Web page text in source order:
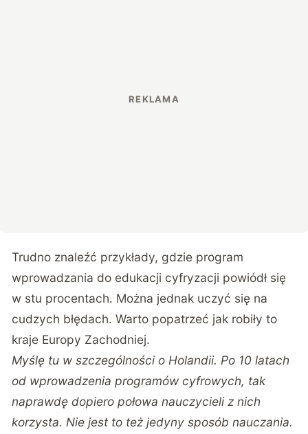
Trudno znaleźć przykłady, gdzie program
wprowadzania do edukacji cyfryzacji powiódł się
w stu procentach. Można jednak uczyć się na
cudzych błędach. Warto popatrzeć jak robiły to
kraje Europy Zachodniej.
Myślę tu w szczególności o Holandii. Po 10 latach
od wprowadzenia programów cyfrowych, tak
naprawdę dopiero połowa nauczycieli z nich
korzysta. Nie jest to też jedyny sposób nauczania.